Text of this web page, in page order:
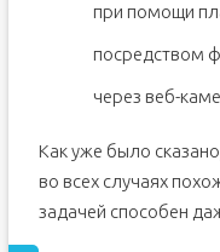
при помощи
посредством
через веб-
Как уже было
во всех случаях
задачей способен